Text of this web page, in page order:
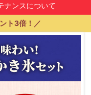
ナンスについて
ト3倍！／